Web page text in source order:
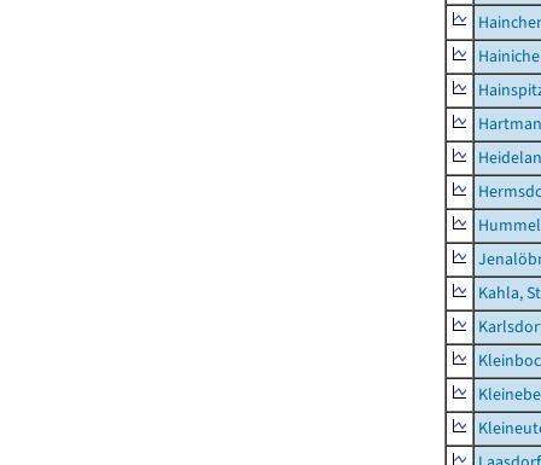
Kahla,